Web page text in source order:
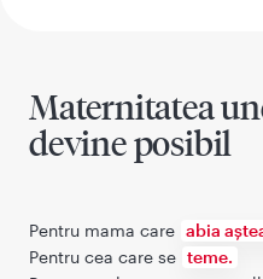
Maternitatea
devine posibil
Pentru mama care abia
Pentru cea care se teme.